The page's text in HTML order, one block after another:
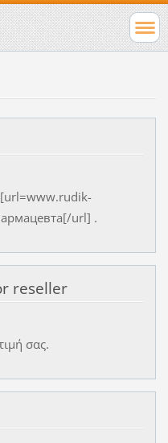
url] .
reseller
σας.